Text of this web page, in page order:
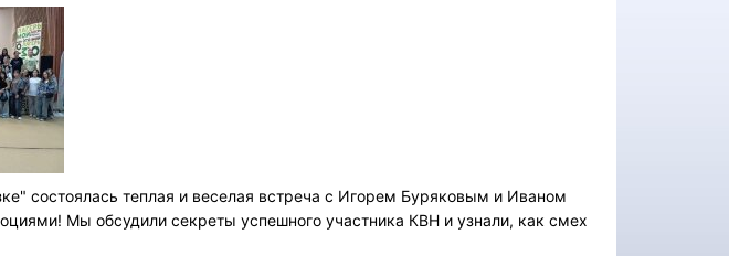
состоялась теплая и веселая встреча с Игорем Буряковым и Иваном
Мы обсудили секреты успешного участника КВН и узнали, как смех